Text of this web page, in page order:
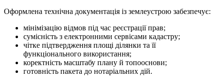
Оформлена технічна документація із землеустрою забезпечує:
мінімізацію відмов під час реєстрації прав;
сумісність з електронними сервісами кадастру;
чітке підтвердження площі ділянки та її
функціонального використання;
коректність масштабу плану й топооснови;
готовність пакета до нотаріальних дій.